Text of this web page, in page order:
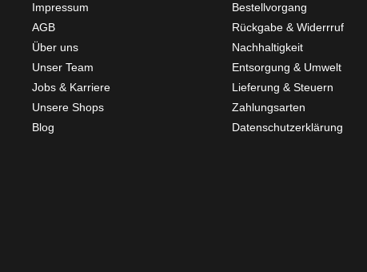
Impressum
AGB
Über uns
Unser Team
Jobs & Karriere
Unsere Shops
Blog
Bestellvorgang
Rückgabe & Widerrruf
Nachhaltigkeit
Entsorgung & Umwelt
Lieferung & Steuern
Zahlungsarten
Datenschutzerklärung